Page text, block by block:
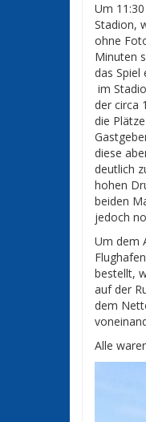
Um
Stadion,
ohne
Minuten
das Spiel
im
der circa
die
diese
deutlich
hohen
beiden
jedoch
Um dem
bestellt,
auf der
dem
Alle